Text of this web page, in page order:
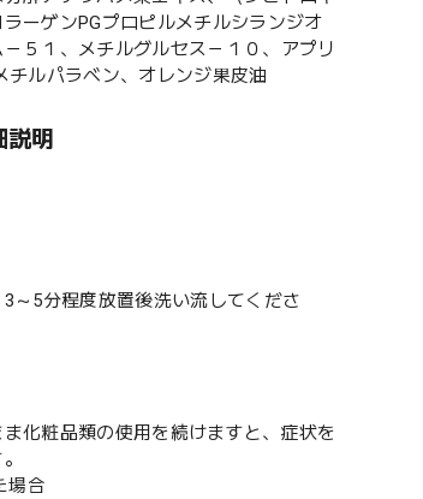
ーゲンPGプロピルメチルシランジオ
５１、メチルグルセス－１０、アプリ
ルパラベン、オレンジ果皮油
明
～5分程度放置後洗い流してくださ
化粧品類の使用を続けますと、症状を
場合